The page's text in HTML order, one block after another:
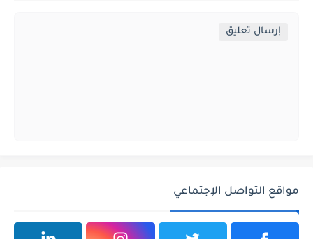
إرسال تعليق
مواقع التواصل الإجتماعي